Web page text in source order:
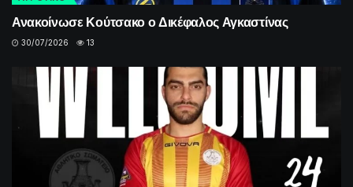
Ανακοίνωσε Κούτσακο ο Δικέφαλος Αγκαστίνας
30/07/2026 13